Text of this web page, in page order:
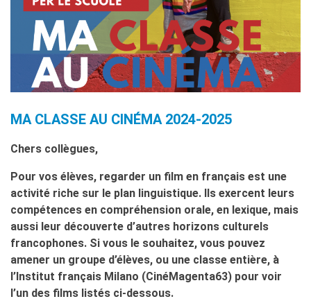
Corsi aziendali
Informazioni utili: Calendario
e CGV
Corsi di teatro
DIPLOMI & TEST
Diplomi DELF DALF
Test di lingua TCF
Catalogo
Culturethèque
CINEMA
SCUOLA & UNIVERSITÀ
Cooperazione educativa
Cooperazione
universitaria
MA CLASSE AU CINÉMA 2024-2025
Chers collègues,
Pour vos élèves, regarder un film en français est une
activité riche sur le plan linguistique. Ils exercent leurs
compétences en compréhension orale, en lexique, mais
aussi leur découverte d’autres horizons culturels
francophones. Si vous le souhaitez, vous pouvez
amener un groupe d’élèves, ou une classe entière, à
l’Institut français Milano (CinéMagenta63) pour voir
l’un des films listés ci-dessous.